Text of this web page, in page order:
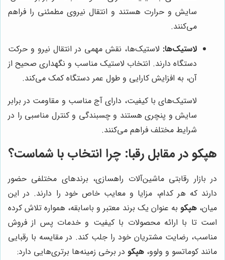
سایش و حرارت هستند و انتقال نیروی مطمئنی را فراهم
می‌کنند.
لاستیک‌ها: لاستیک‌ها، نقش مهمی در انتقال نیرو و حرکت
دستگاه دارند. انتخاب لاستیک مناسب و نگهداری صحیح از
آن، به افزایش کارایی و طول عمر دستگاه کمک می‌کند.
لاستیک‌های با کیفیت، دارای آج مناسب و مقاومت در برابر
سایش و پنچری هستند و چسبندگی و کنترل مناسبی را در
شرایط مختلف فراهم می‌کنند.
هپکو در مقابل رقبا: چرا انتخاب با شماست؟
در بازار رقابتی ماشین‌آلات راهسازی، برندهای مختلفی حضور
دارند که هر کدام، مزایا و معایب خاص خود را دارند. در این
میان،هپکو به عنوان یک برند معتبر و باسابقه، همواره تلاش کرده
است تا با ارائه محصولات با کیفیت و خدمات پس از فروش
مناسب، رضایت مشتریان خود را جلب کند. در مقایسه با رقبایی
مانند کوماتسو و ولوو، هپکو در برخی زمینه‌ها برتری‌هایی دارد: